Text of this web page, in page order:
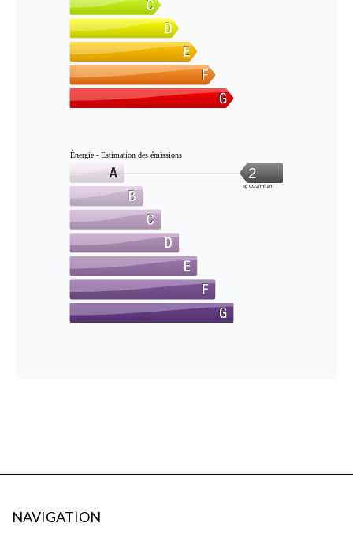
Énergie - Estimation des émissions
2
kg CO2/m².an
NAVIGATION